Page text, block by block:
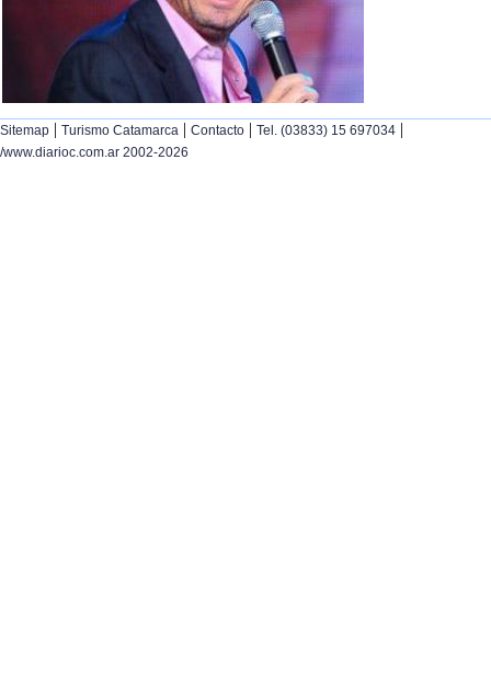
Sitemap | Turismo Catamarca | Contacto | Tel. (03833) 15 697034 |
/www.diarioc.com.ar 2002-2026